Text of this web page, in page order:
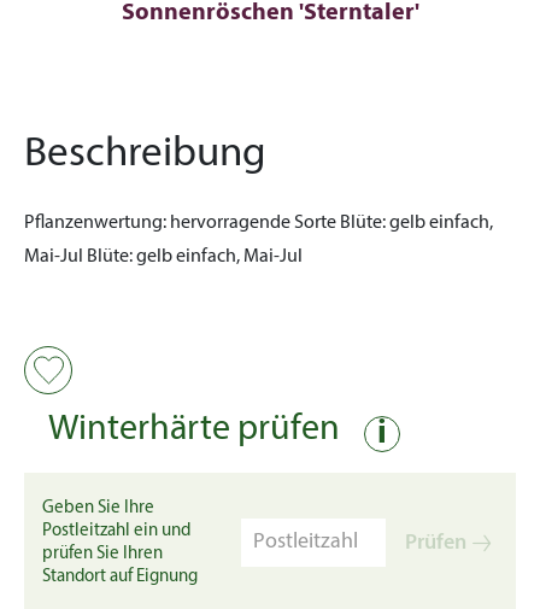
Sonnenröschen 'Sterntaler'
Beschreibung
Pflanzenwertung: hervorragende Sorte Blüte:gelb einfach,
Mai-Jul
Blüte:gelb einfach, Mai-Jul
Winterhärte prüfen i
Geben Sie Ihre
Postleitzahl ein und
prüfen Sie Ihren
Standort auf Eignung
Prüfen